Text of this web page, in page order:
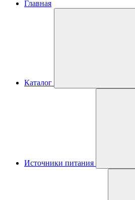
Главная
Каталог
Источники питания